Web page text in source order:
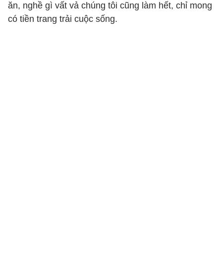
ăn, nghề gì vất vả chúng tôi cũng làm hết, chỉ mong
có tiền trang trải cuộc sống.